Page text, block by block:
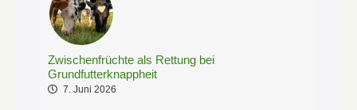
Zwischenfrüchte als Rettung bei
Grundfutterknappheit
7. Juni 2026